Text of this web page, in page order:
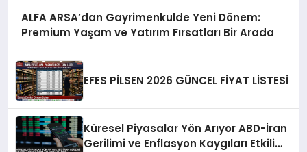
ALFA ARSA’dan Gayrimenkulde Yeni Dönem:
Premium Yaşam ve Yatırım Fırsatları Bir Arada
EFES PİLSEN 2026 GÜNCEL FİYAT LİSTESİ
Küresel Piyasalar Yön Arıyor ABD-İran
Gerilimi ve Enflasyon Kaygıları Etkili